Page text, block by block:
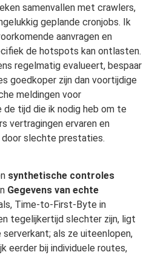
samenvallen met crawlers,
geplande cronjobs. Ik
aanvragen en
de hotspots kan ontlasten.
regelmatig evalueert, bespaar
goedkoper zijn dan voortijdige
meldingen voor
de tijd die ik nodig heb om te
vertragingen ervaren en
slechte prestaties.
synthetische controles
Gegevens van echte
Time-to-First-Byte in
tegelijkertijd slechter zijn, ligt
als ze uiteenlopen,
eerder bij individuele routes,